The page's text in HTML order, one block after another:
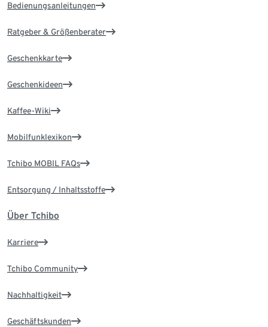
Bedienungsanleitungen
Ratgeber & Größenberater
Geschenkkarte
Geschenkideen
Kaffee-Wiki
Mobilfunklexikon
Tchibo MOBIL FAQs
Entsorgung / Inhaltsstoffe
Über Tchibo
Karriere
Tchibo Community
Nachhaltigkeit
Geschäftskunden